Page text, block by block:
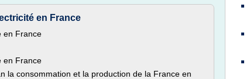
en France
en France
en France
la consommation et la production de la France en